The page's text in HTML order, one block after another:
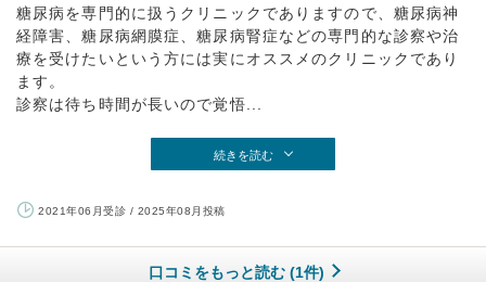
糖尿病を専門的に扱うクリニックでありますので、糖尿病神
経障害、糖尿病網膜症、糖尿病腎症などの専門的な診察や治
療を受けたいという方には実にオススメのクリニックであり
ます。
診察は待ち時間が長いので覚悟...
続きを読む
2021年06月受診 / 2025年08月投稿
口コミをもっと読む (1件)